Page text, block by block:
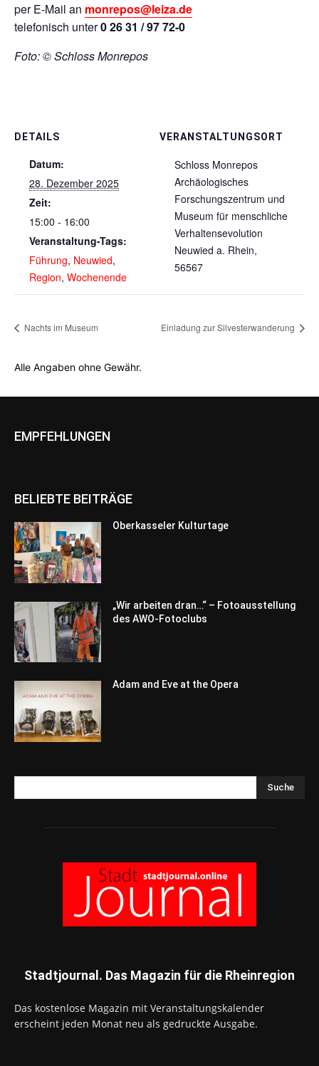
per E-Mail an monrepos@leiza.de
telefonisch unter0 26 31 / 97 72-0
Foto: © Schloss Monrepos
DETAILS
Datum:
28. Dezember 2025
Zeit:
15:00 - 16:00
Veranstaltung-Tags:
Führung, Neuwied,
Region, Wochenende
VERANSTALTUNGSORT
Schloss Monrepos
Archäologisches
Forschungszentrum und
Museum für menschliche
Verhaltensevolution
Neuwied a. Rhein,
56567
Nachts im Museum Einladung zur Silvesterwanderung
Alle Angaben ohne Gewähr.
EMPFEHLUNGEN
BELIEBTE BEITRÄGE
Oberkasseler Kulturtage
„Wir arbeiten dran…“ – Fotoausstellung
des AWO-Fotoclubs
Adam and Eve at the Opera
Suche
Stadtjournal. Das Magazin für die Rheinregion
Das kostenlose Magazin mit Veranstaltungskalender
erscheint jeden Monat neu als gedruckte Ausgabe.